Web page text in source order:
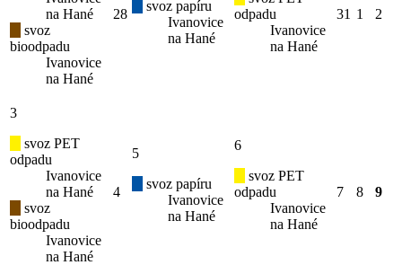
na Hané
svoz
bioodpadu
Ivanovice
na Hané
28
svoz papíru
Ivanovice
na Hané
odpadu
Ivanovice
na Hané
31 1 2
3
svoz PET
odpadu
Ivanovice
na Hané
svoz
bioodpadu
Ivanovice
na Hané
4
5
svoz papíru
Ivanovice
na Hané
6
svoz PET
odpadu
Ivanovice
na Hané
7 8 9